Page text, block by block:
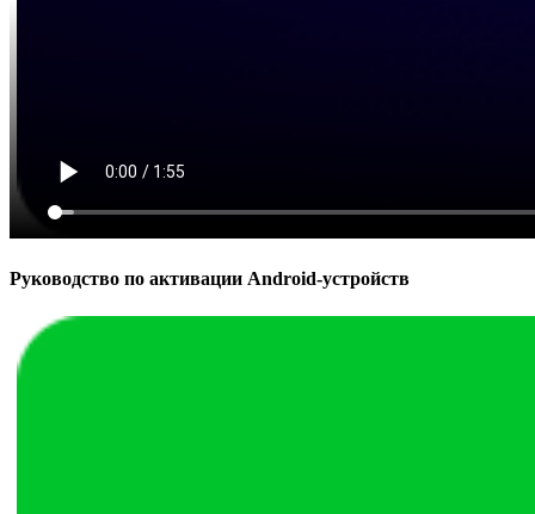
Руководство по активации Android-устройств